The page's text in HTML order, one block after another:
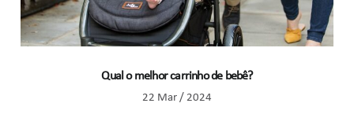
Qual o melhor carrinho de bebê?
22 Mar / 2024